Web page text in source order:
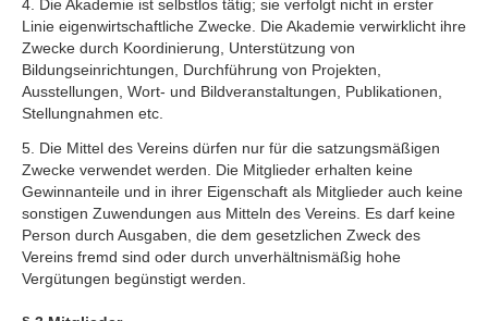
4. Die Akademie ist selbstlos tätig; sie verfolgt nicht in erster
Linie eigenwirtschaftliche Zwecke. Die Akademie verwirklicht ihre
Zwecke durch Koordinierung, Unterstützung von
Bildungseinrichtungen, Durchführung von Projekten,
Ausstellungen, Wort- und Bildveranstaltungen, Publikationen,
Stellungnahmen etc.
5. Die Mittel des Vereins dürfen nur für die satzungsmäßigen
Zwecke verwendet werden. Die Mitglieder erhalten keine
Gewinnanteile und in ihrer Eigenschaft als Mitglieder auch keine
sonstigen Zuwendungen aus Mitteln des Vereins. Es darf keine
Person durch Ausgaben, die dem gesetzlichen Zweck des
Vereins fremd sind oder durch unverhältnismäßig hohe
Vergütungen begünstigt werden.